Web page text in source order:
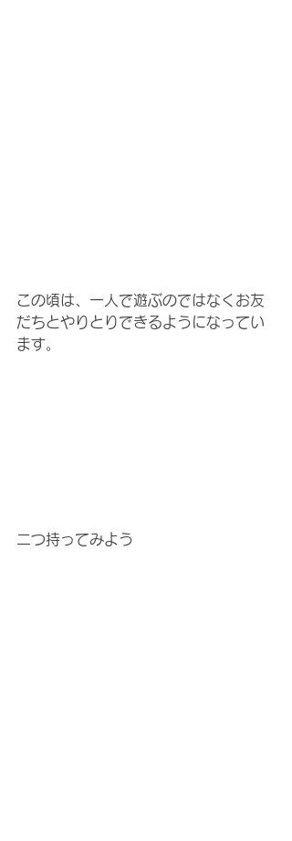
この頃は、一人で遊ぶのではなくお友
だちとやりとりできるようになってい
ます。
二つ持ってみよう